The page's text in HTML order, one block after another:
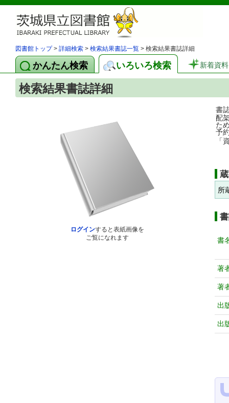
図書館トップ> 詳細検索 > 検索結果書誌一覧 > 検索結果書誌詳細
かんたん検索 いろいろ検索 新着資料
検索結果書誌詳細
ログインすると表紙画像を
ご覧になれます
書
配
た
予
「
所
書
著
著
出
出